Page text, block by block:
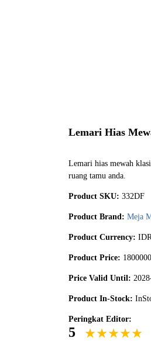
Lemari Hias
Lemari hias mewah
ruang tamu anda.
Product SKU: 332DF
Product Brand: Meja
Product Currency:
Product Price:
Price Valid Until:
Product In-Stock:
Peringkat Editor:
5